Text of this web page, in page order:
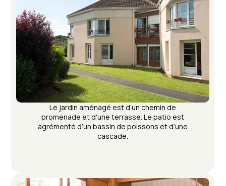
Le jardin aménagé est d’un chemin de
promenade et d'une terrasse. Le patio est
agrémenté d’un bassin de poissons et d’une
cascade.